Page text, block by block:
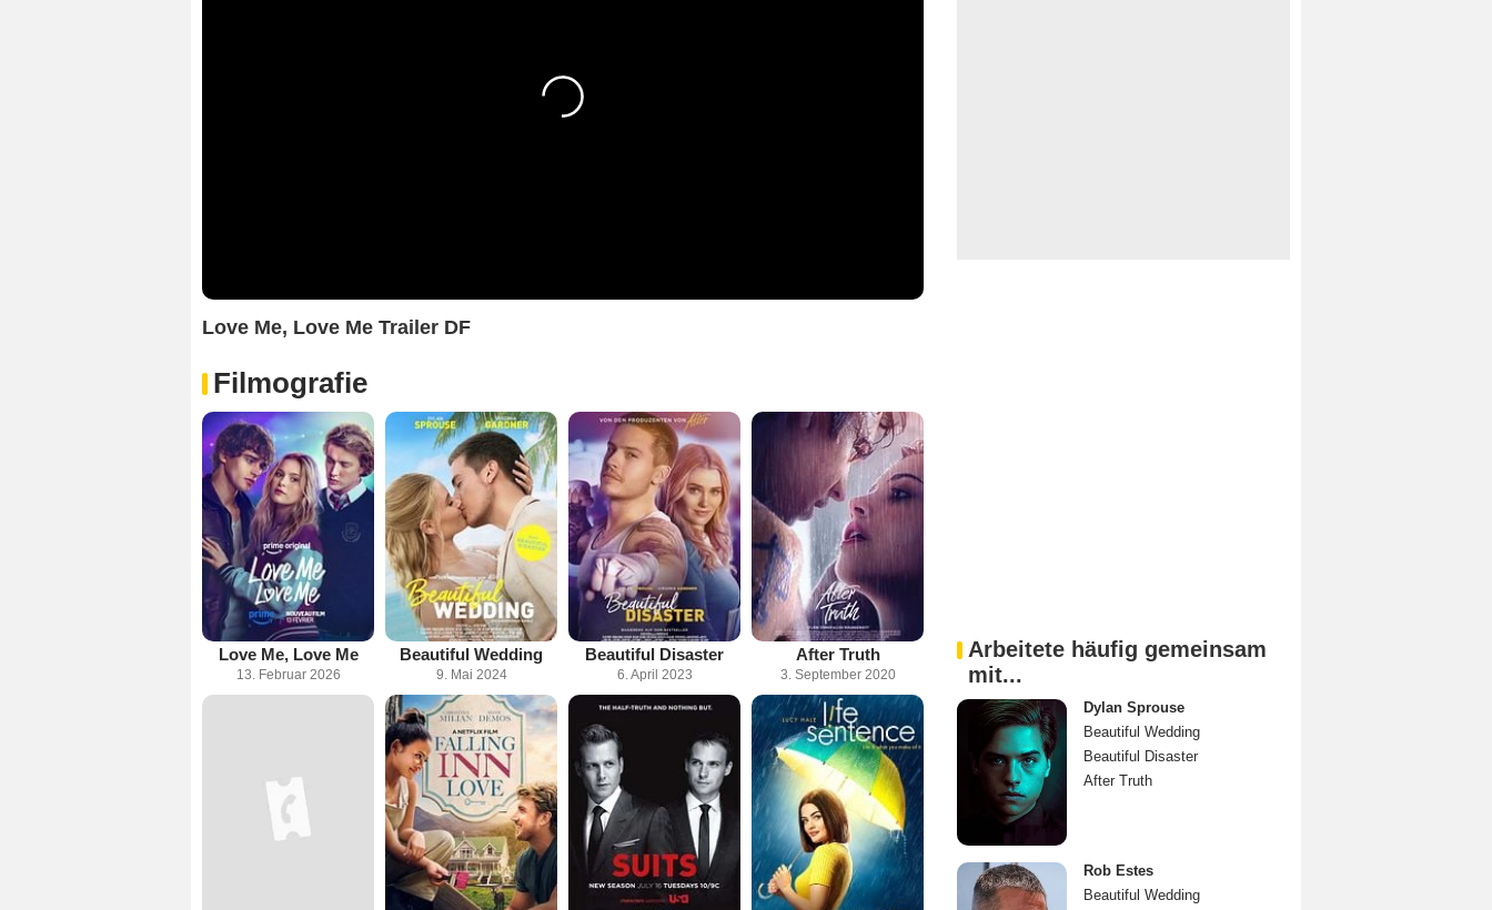
Love Me, Love Me Trailer DF
Filmografie
Love Me, Love Me
13. Februar 2026
Beautiful Wedding
9. Mai 2024
Beautiful Disaster
6. April 2023
After Truth
3. September 2020
Arbeitete häufig gemeinsam
mit...
Dylan Sprouse
Beautiful Wedding
Beautiful Disaster
After Truth
Rob Estes
Beautiful Wedding